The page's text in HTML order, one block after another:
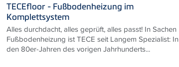
TECEfloor - Fußbodenheizung im
Komplettsystem
Alles durchdacht, alles geprüft, alles passt! In Sachen
Fußbodenheizung ist TECE seit Langem Spezialist: In
den 80er-Jahren des vorigen Jahrhunderts...